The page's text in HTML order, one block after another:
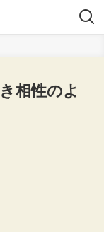
相性のよ